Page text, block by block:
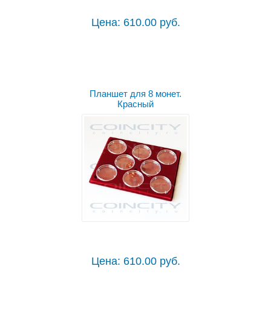
Цена: 610.00 руб.
Планшет для 8 монет.
Красный
Цена: 610.00 руб.